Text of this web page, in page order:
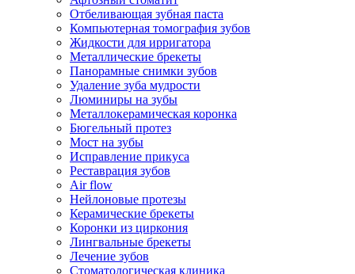
Отбеливающая зубная паста
Компьютерная томография зубов
Жидкости для ирригатора
Металлические брекеты
Панорамные снимки зубов
Удаление зуба мудрости
Люминиры на зубы
Металлокерамическая коронка
Бюгельный протез
Мост на зубы
Исправление прикуса
Реставрация зубов
Air flow
Нейлоновые протезы
Керамические брекеты
Коронки из циркония
Лингвальные брекеты
Лечение зубов
Стоматологическая клиника